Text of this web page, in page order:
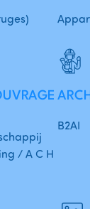
/ A C H
B2AI